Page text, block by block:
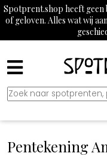
Spotprent.shop heeft
of geloven. Alles wat wij
Pentekening